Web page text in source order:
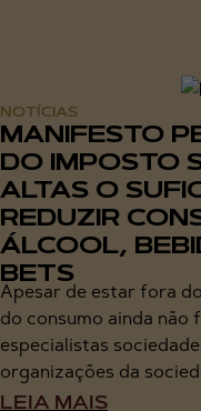
NOTÍCIAS
MANIFESTO
DO IMPOSTO
ALTAS O
REDUZIR
ÁLCOOL,
BETS
Apesar de estar fora
do consumo ainda não
especialistas
organizações da
LEIA MAIS